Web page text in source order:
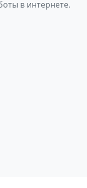
в интернете.